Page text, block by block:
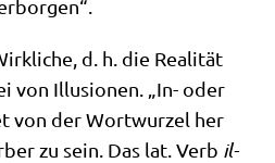
d. h. die Rea­li­tät
von Illu­sio­nen. „In- oder
von der Wort­wur­zel her
zu sein. Das lat. Verb il-